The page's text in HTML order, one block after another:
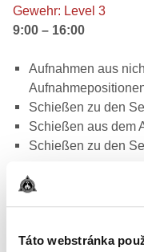
Táto webstránka
Gewehr: Level 3
9:00 – 16:00
Aufnahmen aus
Schießen zu den
Schießen aus dem
Schießen zu den